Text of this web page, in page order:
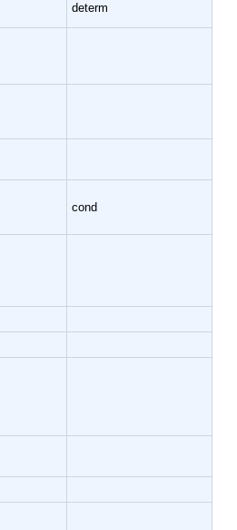
determ
cond